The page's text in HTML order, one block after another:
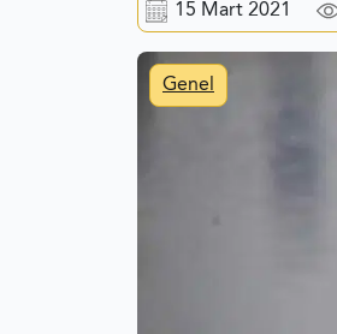
15 Mart 2021
Genel